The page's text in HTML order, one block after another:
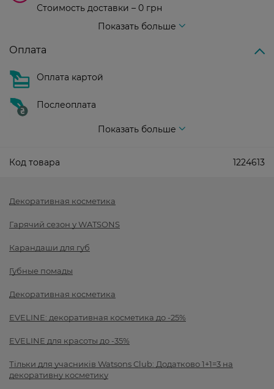
Стоимость доставки – 0 грн
Показать больше
Оплата
Оплата картой
Послеоплата
Показать больше
Код товара 1224613
Декоративная косметика
Гарячий сезон у WATSONS
Карандаши для губ
Губные помады
Декоративная косметика
EVELINE: декоративная косметика до -25%
EVELINE для красоты до -35%
Тільки для учасників Watsons Club: Додатково 1+1=3 на
декоративну косметику